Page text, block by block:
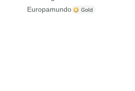
Europamundo